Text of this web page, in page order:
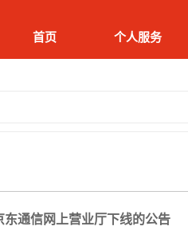
首页 个人服务
东通信网上营业厅下线的公告
鼓舞；您的建议，让我们发现了许多不